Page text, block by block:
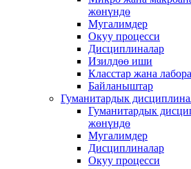
жөнүндө
Мугалимдер
Окуу процесси
Дисциплиналар
Изилдөө иши
Класстар жана
Байланыштар
Гуманитардык
Гуманитардык
жөнүндө
Мугалимдер
Дисциплиналар
Окуу процесси